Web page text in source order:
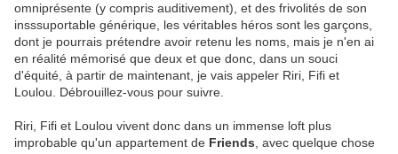
omniprésente (y compris auditivement), et des frivolités de son
insssuportable générique, les véritables héros sont les garçons,
dont je pourrais prétendre avoir retenu les noms, mais je n'en ai
en réalité mémorisé que deux et que donc, dans un souci
d'équité, à partir de maintenant, je vais appeler Riri, Fifi et
Loulou. Débrouillez-vous pour suivre.
Riri, Fifi et Loulou vivent donc dans un immense loft plus
improbable qu'un appartement de Friends , avec quelque chose